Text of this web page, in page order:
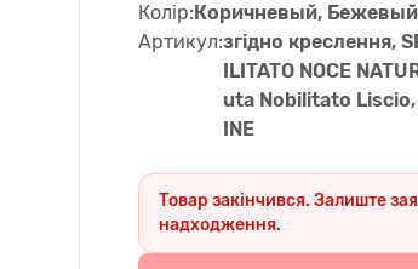
Колір:Коричневый, Бежевый
Артикул:згідно креслення,
ILITATO NOCE
uta Nobilitato Liscio,
INE
Товар закінчився. Залиште
надходження.